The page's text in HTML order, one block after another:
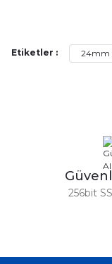
Serdar Keskin | 19/
Swatch yos
Mehmet Kenan |
Etiketler : 24mm
256bit